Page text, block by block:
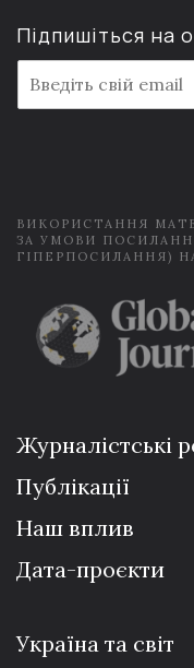
Підпишіться на
m
a
ВИКОРИСТАННЯ
ЗА УМОВИ
ГІПЕРПОСИЛАННЯ)
Журналістські
Публікації
Наш вплив
Дата-проєкти
Україна та світ